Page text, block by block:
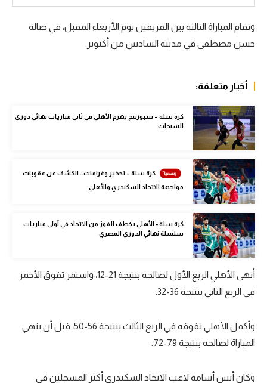
الوطن العربي
في المونديال
ركن الألعاب
أقسام خاصة
Gamers
ميركاتو
تحقيق في الجول
تقرير في الجول
تحليل في الجول
كويز في الجول
فيديو في الجول
وتقام المباراة الثالثة بين الفريقين يوم الأربعاء المقبل، في صالة
حسن مصطفى في مدينة السادس من أكتوبر.
أخبار متعلقة:
كرة سلة – سبورتنج يهزم الأهلي في ثاني مباريات نهائي دوري
السيدات
كرة سلة – تحذير وغرامات.. الكشف عن عقوبات
مواجهة الاتحاد السكندري والأهلي
كرة سلة - الأهلي يخطف الفوز من الاتحاد في أولى مباريات
سلسلة نهائي الدوري المصري
أنهى الأهلي الربع الأول لصالحه بنتيجة 21-12، واستمر تفوق الأحمر
في الربع الثاني بنتيجة 36-32.
وأكمل الأهلي تفوقه في الربع الثالث بنتيجة 56-50، قبل أن ينهي
المباراة لصالحه بنتيجة 79-72.
وكان أنس أسامة لاعب الاتحاد السكندري أكثر المسجلين في